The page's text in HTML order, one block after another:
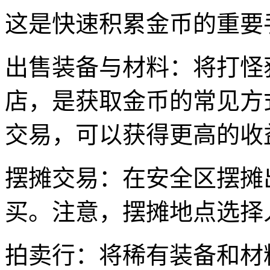
这是快速积累金币的重
出售装备与材料：将打
店，是获取金币的常见
交易，可以获得更高的收
摆摊交易：在安全区摆
买。注意，摆摊地点选
拍卖行：将稀有装备和